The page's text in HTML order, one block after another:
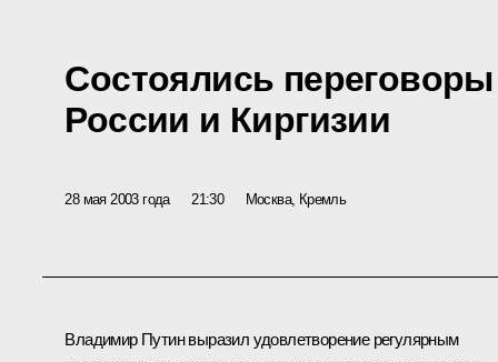
Состоялись
России и Киргизии
28 мая 2003 года 21:30 Москва, Кремль
Владимир Путин выразил удовлетворение регулярным